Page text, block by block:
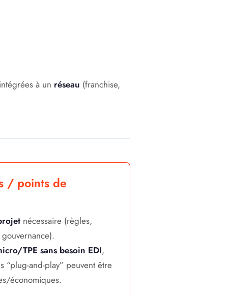
à un réseau (franchise,
/ points de
nécessaire (règles,
TPE sans besoin EDI,
“plug-and-play” peuvent être
économiques.